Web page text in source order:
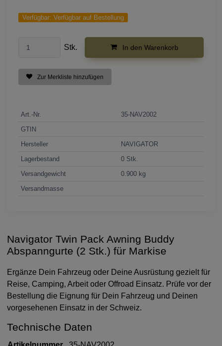
Verfügbar: Verfügbar auf Bestellung
Stk. In den Warenkorb
Zur Merkliste hinzufügen
Art.-Nr.
35-NAV2002
GTIN
Hersteller
NAVIGATOR
Lagerbestand
0 Stk.
Versandgewicht
0.900 kg
Versandmasse
Navigator Twin Pack Awning Buddy
Abspanngurte (2 Stk.) für Markise
Ergänze Dein Fahrzeug oder Deine Ausrüstung gezielt für
Reise, Camping, Arbeit oder Offroad Einsatz. Prüfe vor der
Bestellung die Eignung für Dein Fahrzeug und Deinen
vorgesehenen Einsatz in der Schweiz.
Technische Daten